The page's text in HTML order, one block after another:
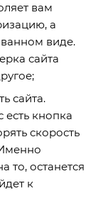
вам
а
виде.
сайта
сайта.
есть кнопка
скорость
то, останется
к